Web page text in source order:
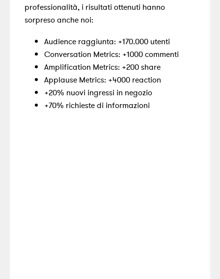
professionalità, i risultati ottenuti hanno
sorpreso anche noi:
Audience raggiunta: +170.000 utenti
Conversation Metrics: +1000 commenti
Amplification Metrics: +200 share
Applause Metrics: +4000 reaction
+20% nuovi ingressi in negozio
+70% richieste di informazioni